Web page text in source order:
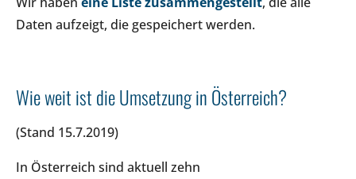
Daten aufzeigt, die gespeichert werden.
Wie weit ist die Umsetzung in Österreich?
(Stand 15.7.2019)
In Österreich sind aktuell zehn